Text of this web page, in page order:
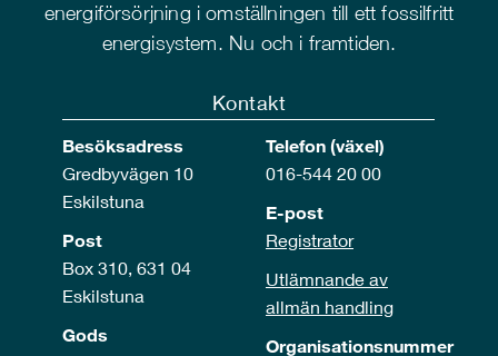
energiförsörjning i omställningen till ett fossilfritt
energisystem. Nu och i framtiden.
Kontakt
Besöksadress
Gredbyvägen 10
Eskilstuna
Post
Box 310, 631 04
Eskilstuna
Gods
Telefon (växel)
016-544 20 00
E-post
Registrator
Utlämnande av
allmän handling
Organisationsnummer